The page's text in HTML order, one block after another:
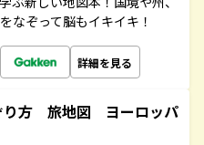
なぞって脳もイキイキ！
詳細を見る
り方 旅地図 ヨーロッパ